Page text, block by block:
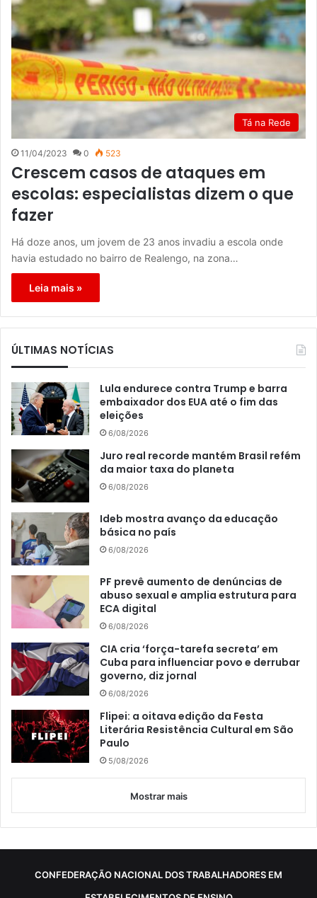
Tá na Rede
11/04/2023 0 523
Crescem casos de ataques em
escolas: especialistas dizem o que
fazer
Há doze anos, um jovem de 23 anos invadiu a escola onde
havia estudado no bairro de Realengo, na zona…
Leia mais »
ÚLTIMAS NOTÍCIAS
Lula endurece contra Trump e barra
embaixador dos EUA até o fim das
eleições
6/08/2026
Juro real recorde mantém Brasil refém
da maior taxa do planeta
6/08/2026
Ideb mostra avanço da educação
básica no país
6/08/2026
PF prevê aumento de denúncias de
abuso sexual e amplia estrutura para
ECA digital
6/08/2026
CIA cria ‘força-tarefa secreta’ em
Cuba para influenciar povo e derrubar
governo, diz jornal
6/08/2026
Flipei: a oitava edição da Festa
Literária Resistência Cultural em São
Paulo
5/08/2026
Mostrar mais
CONFEDERAÇÃO NACIONAL DOS TRABALHADORES EM